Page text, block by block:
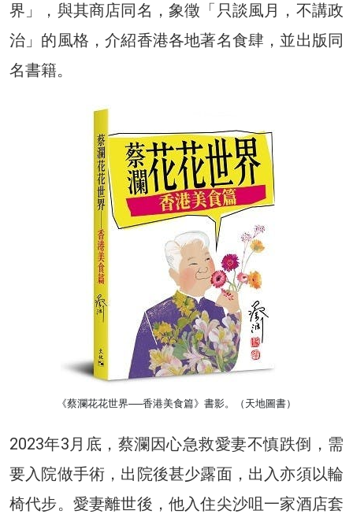
界」，與其商店同名，象徵「只談風月，不講政
治」的風格，介紹香港各地著名食肆，並出版同
名書籍。
《蔡瀾花花世界──香港美食篇》書影。（天地圖書）
2023年3月底，蔡瀾因心急救愛妻不慎跌倒，需
要入院做手術，出院後甚少露面，出入亦須以輪
椅代步。愛妻離世後，他入住尖沙咀一家酒店套